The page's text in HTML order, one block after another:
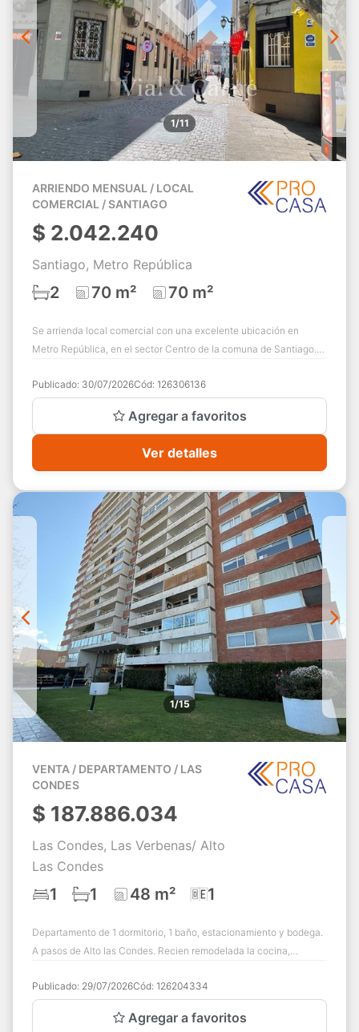
1/11
ARRIENDO MENSUAL / LOCAL
COMERCIAL / SANTIAGO
$ 2.042.240
Santiago, Metro República
2 70 m² 70 m²
Se arrienda local comercial con una excelente ubicación en
Metro República, en el sector Centro de la comuna de Santiago.
Publicado: 30/07/2026Cód: 126306136
Agregar a favoritos
Ver detalles
1/15
VENTA / DEPARTAMENTO / LAS
CONDES
$ 187.886.034
Las Condes, Las Verbenas/ Alto
Las Condes
1 1 48 m² 1
Departamento de 1 dormitorio, 1 baño, estacionamiento y bodega.
A pasos de Alto las Condes. Recien remodelada la cocina,
Publicado: 29/07/2026Cód: 126204334
Agregar a favoritos